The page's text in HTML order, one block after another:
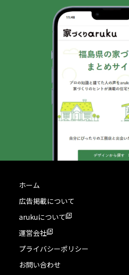
ホーム
広告掲載について
arukuについて
運営会社
プライバシーポリシー
お問い合わせ